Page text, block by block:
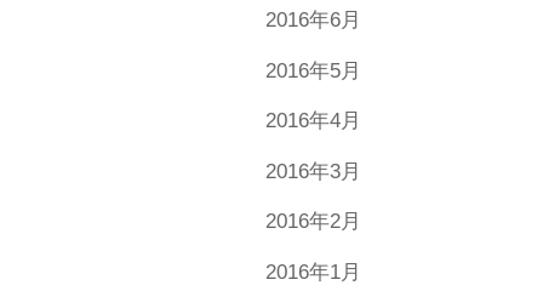
2016年6月
2016年5月
2016年4月
2016年3月
2016年2月
2016年1月